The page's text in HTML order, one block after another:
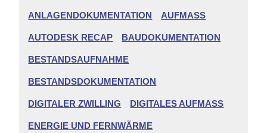
ANLAGENDOKUMENTATION AUFMASS
AUTODESK RECAP BAUDOKUMENTATION
BESTANDSAUFNAHME
BESTANDSDOKUMENTATION
DIGITALER ZWILLING DIGITALES AUFMASS
ENERGIE UND FERNWÄRME